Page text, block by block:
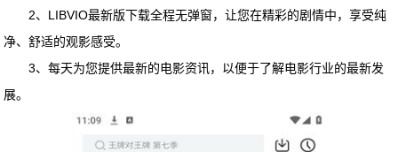
2、 LIBVIO最新版下载全程无弹窗，让您在精彩的剧情中，享受纯
净、舒适的观影感受。
3、每天为您提供最新的电影资讯，以便于了解电影行业的最新发
展。